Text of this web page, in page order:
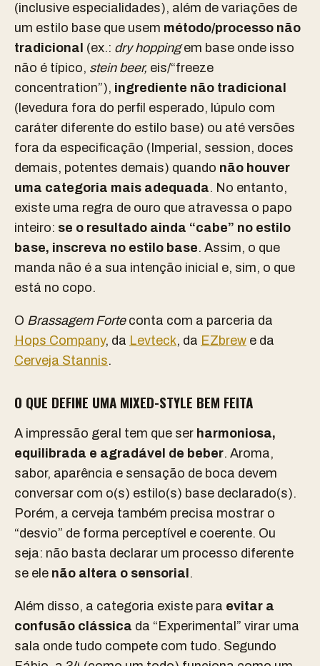
(inclusive especialidades), além de variações de
um estilo base que usem método/processo não
tradicional (ex.: dry hoppingem base onde isso
não é típico, stein beer, eis/“freeze
concentration”), ingrediente não tradicional
(levedura fora do perfil esperado, lúpulo com
caráter diferente do estilo base) ou até versões
fora da especificação (Imperial, session, doces
demais, potentes demais) quando não houver
uma categoria mais adequada. No entanto,
existe uma regra de ouro que atravessa o papo
inteiro: se o resultado ainda “cabe” no estilo
base, inscreva no estilo base. Assim, o que
manda não é a sua intenção inicial e, sim, o que
está no copo.
O Brassagem Forteconta com a parceria da
Hops Company, da Levteck, da EZbrew e da
Cerveja Stannis.
O QUE DEFINE UMA MIXED-STYLE BEM FEITA
A impressão geral tem que ser harmoniosa,
equilibrada e agradável de beber. Aroma,
sabor, aparência e sensação de boca devem
conversar com o(s) estilo(s) base declarado(s).
Porém, a cerveja também precisa mostrar o
“desvio” de forma perceptível e coerente. Ou
seja: não basta declarar um processo diferente
se ele não altera o sensorial .
Além disso, a categoria existe para evitar a
confusão clássica da “Experimental” virar uma
sala onde tudo compete com tudo. Segundo